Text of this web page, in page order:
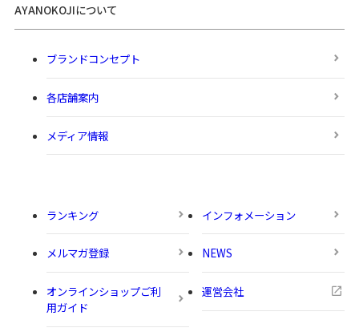
AYANOKOJIについて
ブランドコンセプト
各店舗案内
メディア情報
ランキング インフォメーション
メルマガ登録 NEWS
オンラインショップご利
用ガイド
運営会社